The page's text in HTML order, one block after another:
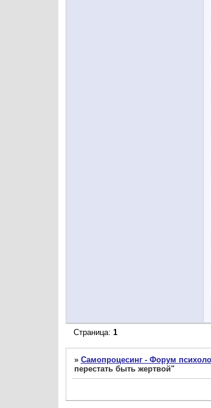
Страница: 1
» Самопроцесинг - Форум
перестать быть жертвой"